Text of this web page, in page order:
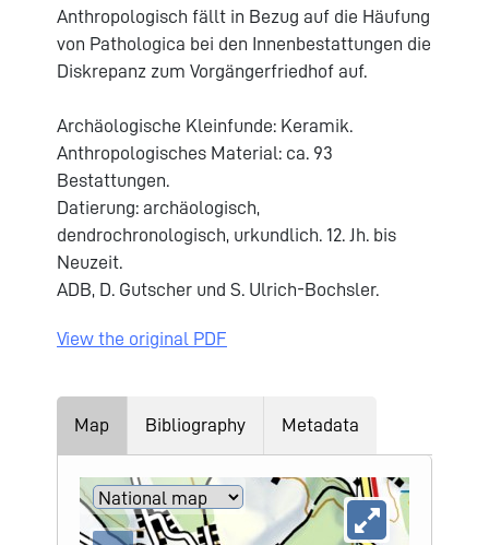
Anthropologisch fällt in Bezug auf die Häufung
von Pathologica bei den Innenbestattungen die
Diskrepanz zum Vorgängerfriedhof auf.
Archäologische Kleinfunde: Keramik.
Anthropologisches Material: ca. 93
Bestattungen.
Datierung: archäologisch,
dendrochronologisch, urkundlich. 12. Jh. bis
Neuzeit.
ADB, D. Gutscher und S. Ulrich-Bochsler.
View the original PDF
Map Bibliography Metadata